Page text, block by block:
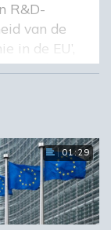
R&D-
van de
in de EU’,
van het
om een
actief op vijf
er één is.
01:29